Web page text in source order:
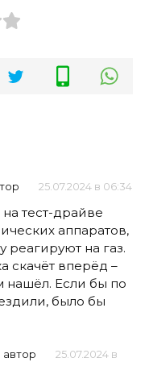
25.07.2024 в 06:34
тест-драйве
аппаратов,
реагируют на газ.
скачёт вперёд –
Если бы по
было бы
автор
25.07.2024 в